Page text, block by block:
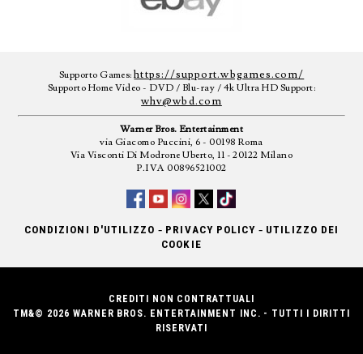
Supporto Games:https://support.wbgames.com/
Supporto Home Video - DVD / Blu-ray / 4k Ultra HD Support:
whv@wbd.com
Warner Bros. Entertainment
via Giacomo Puccini, 6 - 00198 Roma
Via Visconti Di Modrone Uberto, 11 - 20122 Milano
P.IVA 00896521002
CONDIZIONI D'UTILIZZO - PRIVACY POLICY - UTILIZZO DEI
COOKIE
CREDITI NON CONTRATTUALI
TM&© 2026 WARNER BROS. ENTERTAINMENT INC. - TUTTI I DIRITTI
RISERVATI